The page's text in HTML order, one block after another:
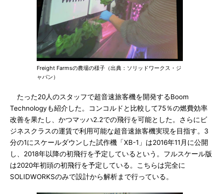
Freight Farmsの農場の様子（出典：ソリッドワークス・ジ
ャパン）
たった20人のスタッフで超音速旅客機を開発するBoom
Technologyも紹介した。コンコルドと比較して75％の燃費効率
改善を果たし、かつマッハ2.2での飛行を可能とした。さらにビ
ジネスクラスの運賃で利用可能な超音速旅客機実現を目指す。3
分の1にスケールダウンした試作機「XB-1」は2016年11月に公開
し、2018年以降の初飛行を予定しているという。フルスケール版
は2020年初頭の初飛行を予定している。こちらは完全に
SOLIDWORKSのみで設計から解析まで行っている。